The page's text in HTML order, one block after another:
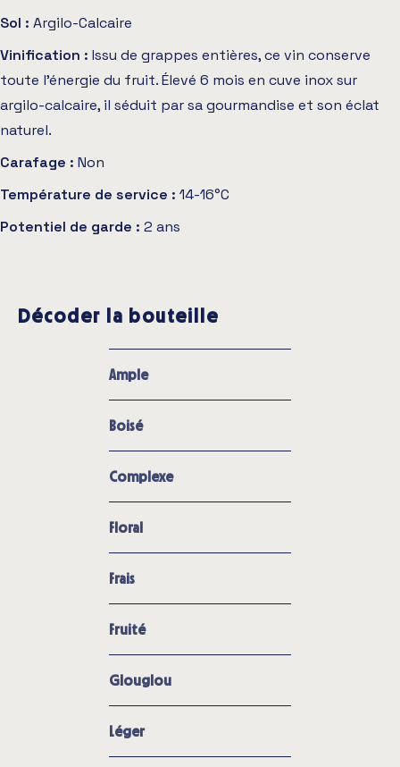
Sol : Argilo-Calcaire
Vinification : Issu de grappes entières, ce vin conserve
toute l’énergie du fruit. Élevé 6 mois en cuve inox sur
argilo-calcaire, il séduit par sa gourmandise et son éclat
naturel.
Carafage : Non
Température de service : 14-16°C
Potentiel de garde : 2 ans
Décoder la bouteille
Ample
Boisé
Complexe
Floral
Frais
Fruité
Glouglou
Léger